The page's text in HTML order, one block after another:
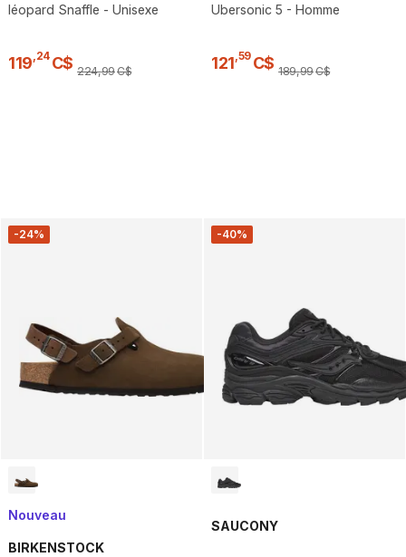
léopard Snaffle - Unisexe
119 24 C$ 224,99C$
Ubersonic 5 - Homme
121 59 C$ 189,99C$
-24%
Nouveau
BIRKENSTOCK
-40%
SAUCONY